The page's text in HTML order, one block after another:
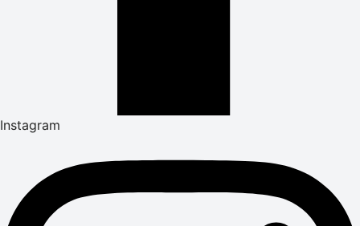
Instagram